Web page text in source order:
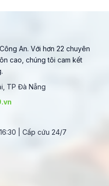
An. Với hơn 22 chuyên
cao, chúng tôi cam kết
TP Đà Nẵng
| Cấp cứu 24/7